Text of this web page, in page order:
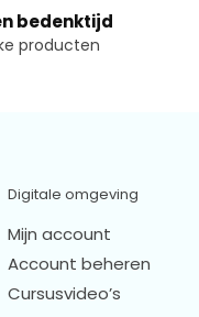
bedenktijd
producten
Digitale omgeving
Mijn account
Account beheren
Cursusvideo’s